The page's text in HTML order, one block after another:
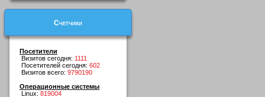
Счетчики
Посетители
Визитов сегодня: 1111
Посетителей сегодня: 602
Визитов всего: 9790190
Операционные системы
Linux: 819004